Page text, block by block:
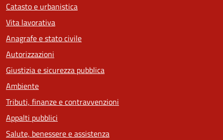
Catasto e urbanistica
Vita lavorativa
Anagrafe e stato civile
Autorizzazioni
Giustizia e sicurezza pubblica
Ambiente
Tributi, finanze e contravvenzioni
Appalti pubblici
Salute, benessere e assistenza